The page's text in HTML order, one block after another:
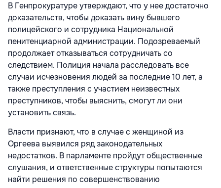
В Генпрокуратуре утверждают, что у нее достаточно
доказательств, чтобы доказать вину бывшего
полицейского и сотрудника Национальной
пенитенциарной администрации. Подозреваемый
продолжает отказываться сотрудничать со
следствием. Полиция начала расследовать все
случаи исчезновения людей за последние 10 лет, а
также преступления с участием неизвестных
преступников, чтобы выяснить, смогут ли они
установить связь.
Власти признают, что в случае с женщиной из
Оргеева выявился ряд законодательных
недостатков. В парламенте пройдут общественные
слушания, и ответственные структуры попытаются
найти решения по совершенствованию